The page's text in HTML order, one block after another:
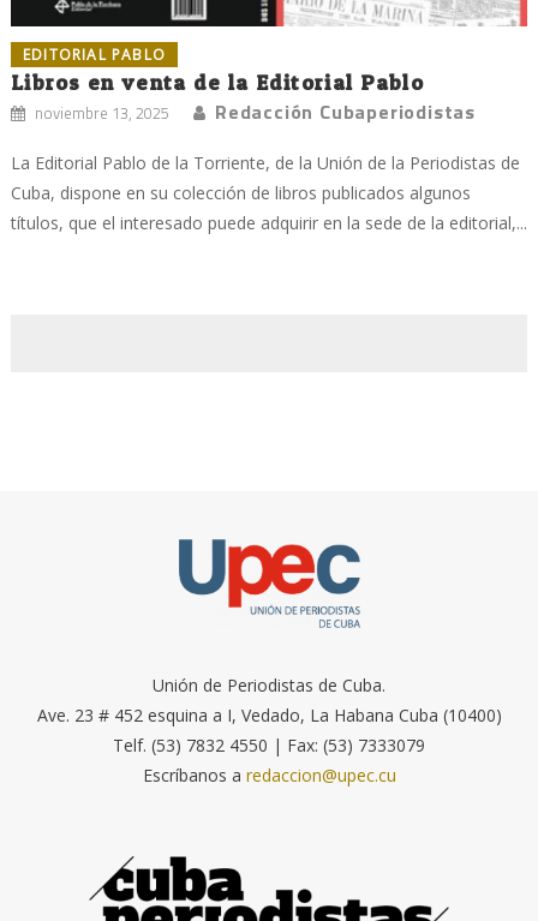
EDITORIAL PABLO
Libros en venta de la Editorial Pablo
noviembre 13, 2025 Redacción Cubaperiodistas
La Editorial Pablo de la Torriente, de la Unión de la Periodistas de
Cuba, dispone en su colección de libros publicados algunos
títulos, que el interesado puede adquirir en la sede de la editorial,...
Unión de Periodistas de Cuba.
Ave. 23 # 452 esquina a I, Vedado, La Habana Cuba (10400)
Telf. (53) 7832 4550 | Fax: (53) 7333079
Escríbanos a redaccion@upec.cu